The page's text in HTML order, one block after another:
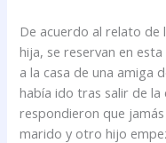
De acuerdo al relato de
hija, se reservan en
a la casa de una amiga
había ido tras salir de la
respondieron que
marido y otro hijo